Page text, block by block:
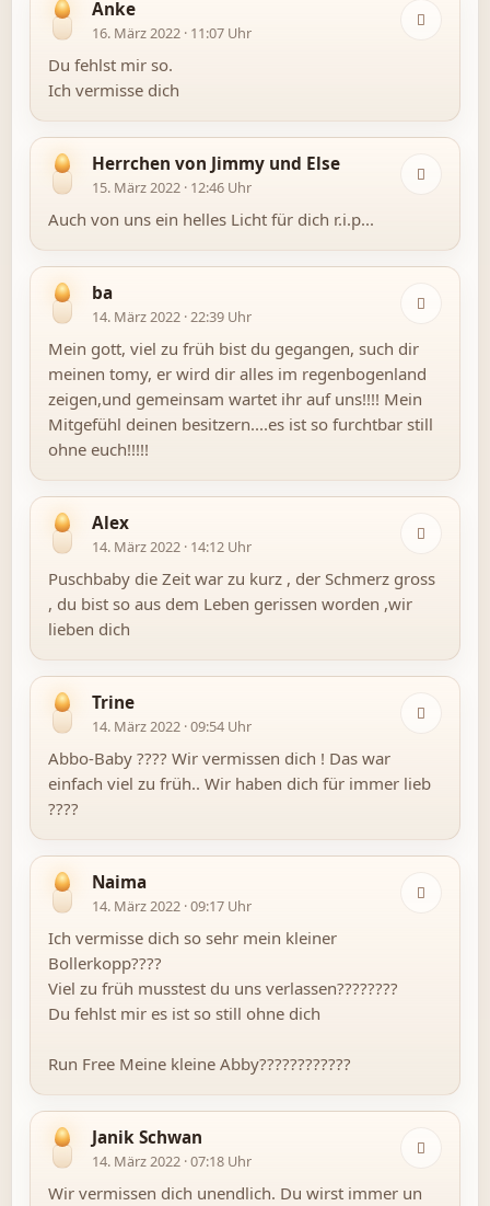
Anke
16. März 2022 · 11:07 Uhr
Du fehlst mir so.
Ich vermisse dich
Herrchen von Jimmy und Else
15. März 2022 · 12:46 Uhr
Auch von uns ein helles Licht für dich r.i.p...
ba
14. März 2022 · 22:39 Uhr
Mein gott, viel zu früh bist du gegangen, such dir
meinen tomy, er wird dir alles im regenbogenland
zeigen,und gemeinsam wartet ihr auf uns!!!! Mein
Mitgefühl deinen besitzern....es ist so furchtbar still
ohne euch!!!!!
Alex
14. März 2022 · 14:12 Uhr
Puschbaby die Zeit war zu kurz , der Schmerz gross
, du bist so aus dem Leben gerissen worden ,wir
lieben dich
Trine
14. März 2022 · 09:54 Uhr
Abbo-Baby ???? Wir vermissen dich ! Das war
einfach viel zu früh.. Wir haben dich für immer lieb
????
Naima
14. März 2022 · 09:17 Uhr
Ich vermisse dich so sehr mein kleiner
Bollerkopp????
Viel zu früh musstest du uns verlassen????????
Du fehlst mir es ist so still ohne dich
Run Free Meine kleine Abby????????????
Janik Schwan
14. März 2022 · 07:18 Uhr
Wir vermissen dich unendlich. Du wirst immer un